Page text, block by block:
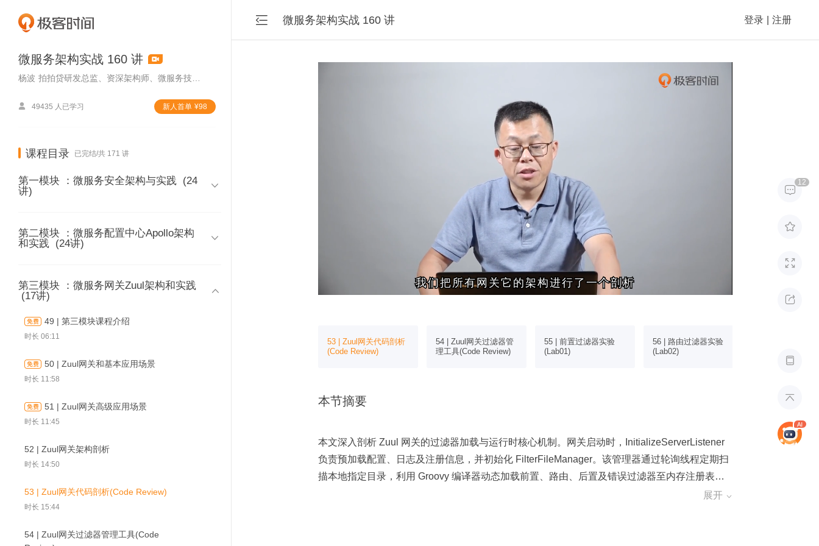
微服务架构实战 160 讲
杨波
 49435 人已学习 新⼈⾸单 ¥98
课程目录 已完结/共 171 讲
第一模块 ：微服务安全架构与实践 (24
讲)

01 | 第一模块课程介绍
时长 06:58
时长 07:56
03 | 白话 OAuth2
时长 06:53
04 | OAuth2 的正式定义
时长 13:37
05 | OAuth2 有哪些典型模式
时长 07:45
06 | OAuth2 模式该如何选型
时长 07:14
07 | Spring Security OAuth2 架构简介
时长 06:23
08 |【实验】授权码模式授权服务器
第二模块 ：微服务配置中心Apollo架构
和实践 (24讲) 
25 | Apollo作者的产品介绍
时长 02:43
26 | 第二模块课程介绍
时长 04:48
27 | 课程概述
时长 04:38
28 | 业务需求
时长 14:52
29 | 配置定义和场景
时长 17:14
30 | 开关驱动开发原理
时长 22:24
31 | 携程 Apollo 配置中心介绍
第三模块 ：微服务网关Zuul架构和实践
(17讲)

49 | 第三模块课程介绍
时长 06:11
50 | Zuul网关和基本应用场景
时长 11:58
51 | Zuul网关高级应用场景
时长 11:45
52 | Zuul网关架构剖析
时长 14:50
53 | Zuul网关代码剖析(Code Review)
时长 15:44
54 | Zuul网关过滤器管理工具(Code
 微服务架构实战 160 讲 登录 注册

12





我们把所有网关它的架构进行了一个剖析
我们把所有网关它的架构进行了一个剖析
50 | Zuul网关和基本应
53 | Zuul网关代码剖析
(Code Review)
54 | Zuul网关过滤器管
理工具(Code Review)
55 | 前置过滤器实验
(Lab01)
56 | 路由过滤器实验
(Lab02)
本节摘要
本文深入剖析 Zuul 网关的过滤器加载与运行时核心机制。网关启动时，InitializeServerListener
负责预加载配置、日志及注册信息，并初始化 FilterFileManager。该管理器通过轮询线程定期扫
描本地指定目录，利用 Groovy 编译器动态加载前置、路由、后置及错误过滤器至内存注册表，
仅当文件变更时才重新编译实例。同时，FilterPoller 线程持续查询数据库，根据网关状态（金丝
展开 